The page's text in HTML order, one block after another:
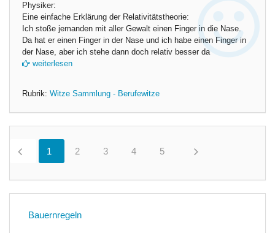
Physiker:
Eine einfache Erklärung der Relativitätstheorie:
Ich stoße jemanden mit aller Gewalt einen Finger in die Nase.
Da hat er einen Finger in der Nase und ich habe einen Finger in
der Nase, aber ich stehe dann doch relativ besser da
weiterlesen
Rubrik: Witze Sammlung - Berufewitze
1 2 3 4 5
Bauernregeln